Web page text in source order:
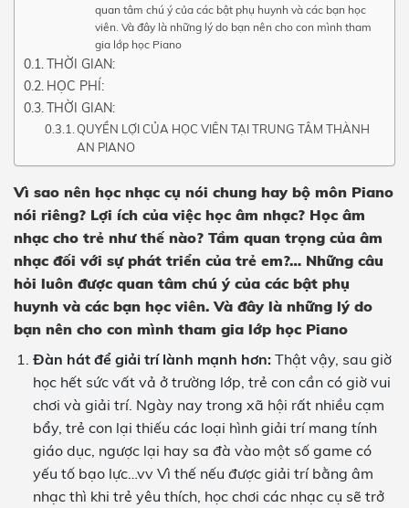
quan tâm chú ý của các bật phụ huynh và các bạn học
viên. Và đây là những lý do bạn nên cho con mình tham
gia lớp học Piano
THỜI GIAN:
HỌC PHÍ:
THỜI GIAN:
QUYỀN LỢI CỦA HỌC VIÊN TẠI TRUNG TÂM THÀNH
AN PIANO
Vì sao nên học nhạc cụ nói chung hay bộ môn Piano
nói riêng? Lợi ích của việc học âm nhạc? Học âm
nhạc cho trẻ như thế nào? Tầm quan trọng của âm
nhạc đối với sự phát triển của trẻ em?… Những câu
hỏi luôn được quan tâm chú ý của các bật phụ
huynh và các bạn học viên. Và đây là những lý do
bạn nên cho con mình tham gia lớp học Piano
Đàn hát để giải trí lành mạnh hơn: Thật vậy, sau giờ
học hết sức vất vả ở trường lớp, trẻ con cần có giờ vui
chơi và giải trí. Ngày nay trong xã hội rất nhiều cạm
bẩy, trẻ con lại thiếu các loại hình giải trí mang tính
giáo dục, ngược lại hay sa đà vào một số game có
yếu tố bạo lực…vv Vì thế nếu được giải trí bằng âm
nhạc thì khi trẻ yêu thích, học chơi các nhạc cụ sẽ trở